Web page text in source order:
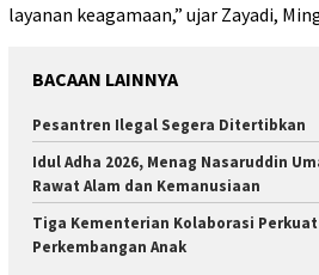
layanan keagamaan,” ujar Zayadi,
BACAAN LAINNYA
Pesantren Ilegal Segera Ditertibkan
Idul Adha 2026, Menag Nasaruddin
Rawat Alam dan Kemanusiaan
Tiga Kementerian Kolaborasi
Perkembangan Anak